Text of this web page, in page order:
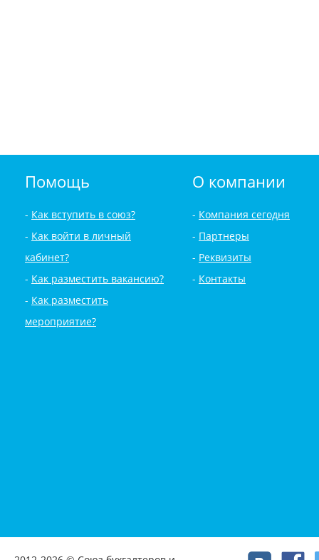
Помощь
Как вступить в союз?
Как войти в личный
кабинет?
Как разместить вакансию?
Как разместить
мероприятие?
О компании
Компания сегодня
Партнеры
Реквизиты
Контакты